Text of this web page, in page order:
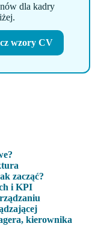
dla kadry
wzory CV
zacząć?
i KPI
kierownika